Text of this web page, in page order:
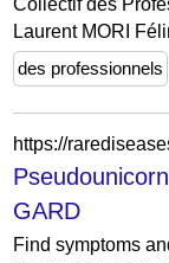
Collectif des
Laurent MORI
des professionnels
GARD
Find symptoms